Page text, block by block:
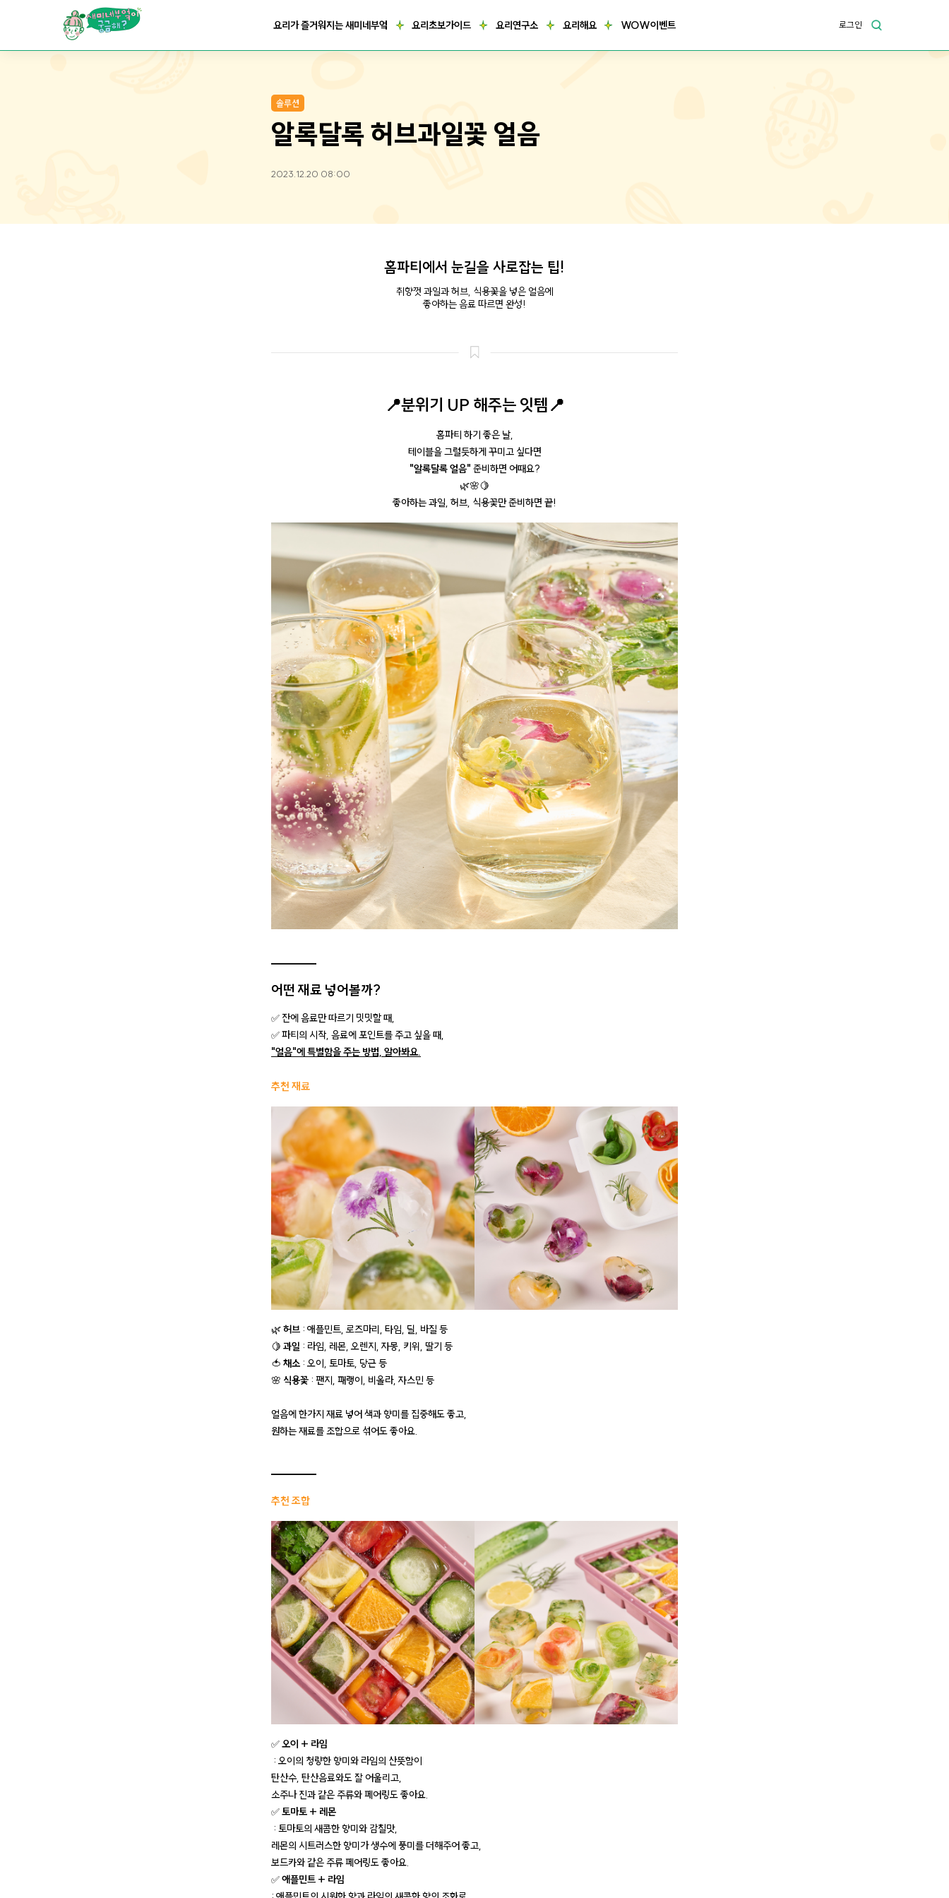
요리가 즐거워지는 새미네부엌 요리초보가이드 요리연구소 요리해요 WOW이벤트 로그인
솔루션
알록달록 허브과일꽃 얼음
2023.12.20 08:00
홈파티에서 눈길을 사로잡는 팁!
취향껏 과일과 허브, 식용꽃을 넣은 얼음에
좋아하는 음료 따르면 완성!
📍분위기 UP 해주는 잇템📍
홈파티 하기 좋은 날,
테이블을 그럴듯하게 꾸미고 싶다면
"알록달록 얼음" 준비하면 어때요?
🌿🌸🍋
좋아하는 과일, 허브, 식용꽃만 준비하면 끝!
어떤 재료 넣어볼까?
✅ 잔에 음료만 따르기 밋밋할 때,
✅ 파티의 시작, 음료에 포인트를 주고 싶을 때,
"얼음"에 특별함을 주는 방법, 알아봐요.
추천 재료
🌿허브 : 애플민트, 로즈마리, 타임, 딜, 바질 등
🍋 과일 : 라임, 레몬, 오렌지, 자몽, 키위, 딸기 등
🍅 채소 : 오이, 토마토, 당근 등
🌸 식용꽃 : 팬지, 패랭이, 비올라, 자스민 등
얼음에 한가지 재료 넣어 색과 향미를 집중해도 좋고,
원하는 재료를 조합으로 섞어도 좋아요.
추천 조합
✅오이 + 라임
: 오이의 청량한 향미와 라임의 산뜻함이
탄산수, 탄산음료와도 잘 어울리고,
소주나 진과 같은 주류와 페어링도 좋아요.
✅토마토 + 레몬
: 토마토의 새콤한 향미와 감칠맛,
레몬의 시트러스한 향미가 생수에 풍미를 더해주어 좋고,
보드카와 같은 주류 페어링도 좋아요.
✅애플민트 + 라임